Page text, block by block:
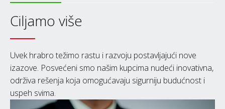
Ciljamo više
Uvek hrabro težimo rastu i razvoju postavljajući nove
izazove. Posvećeni smo našim kupcima nudeći inovativna,
održiva rešenja koja omogućavaju sigurniju budućnost i
uspeh svima.